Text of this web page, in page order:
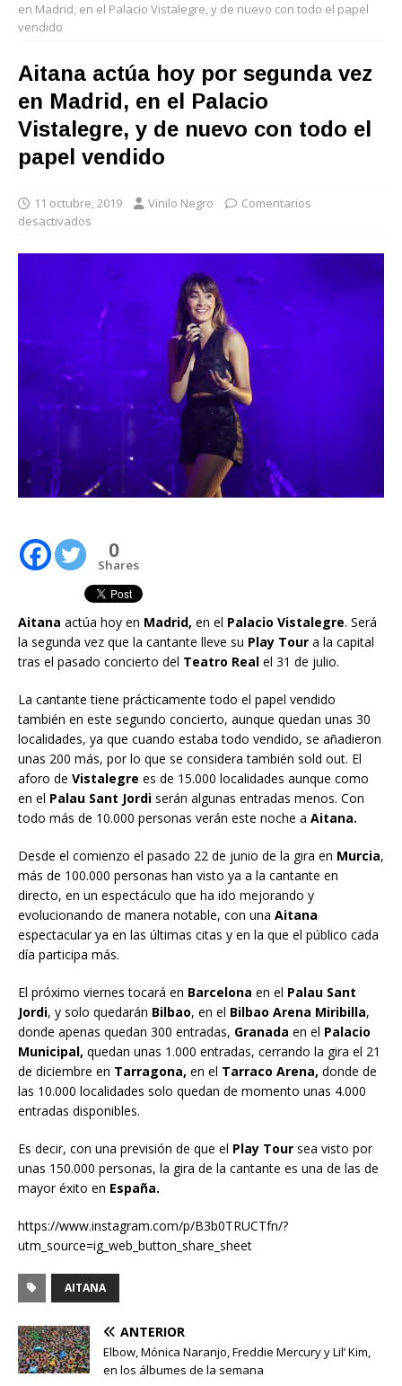
en Madrid, en el Palacio Vistalegre, y de nuevo con todo el papel
vendido
Aitana actúa hoy por segunda vez
en Madrid, en el Palacio
Vistalegre, y de nuevo con todo el
papel vendido
11 octubre, 2019 Vinilo Negro
Comentarios
desactivados
0
Shares
Aitana actúa hoy en Madrid, en el Palacio Vistalegre. Será
la segunda vez que la cantante lleve su Play Tour a la capital
tras el pasado concierto del Teatro Real el 31 de julio.
La cantante tiene prácticamente todo el papel vendido
también en este segundo concierto, aunque quedan unas 30
localidades, ya que cuando estaba todo vendido, se añadieron
unas 200 más, por lo que se considera también sold out. El
aforo de Vistalegre es de 15.000 localidades aunque como
en el Palau Sant Jordi serán algunas entradas menos. Con
todo más de 10.000 personas verán este noche a Aitana.
Desde el comienzo el pasado 22 de junio de la gira en Murcia,
más de 100.000 personas han visto ya a la cantante en
directo, en un espectáculo que ha ido mejorando y
evolucionando de manera notable, con una Aitana
espectacular ya en las últimas citas y en la que el público cada
día participa más.
El próximo viernes tocará en Barcelona en el Palau Sant
Jordi, y solo quedarán Bilbao, en el Bilbao Arena Miribilla,
donde apenas quedan 300 entradas, Granada en el Palacio
Municipal, quedan unas 1.000 entradas, cerrando la gira el 21
de diciembre en Tarragona, en el Tarraco Arena, donde de
las 10.000 localidades solo quedan de momento unas 4.000
entradas disponibles.
Es decir, con una previsión de que el Play Tour sea visto por
unas 150.000 personas, la gira de la cantante es una de las de
mayor éxito en España.
https://www.instagram.com/p/B3b0TRUCTfn/?
utm_source=ig_web_button_share_sheet
AITANA
ANTERIOR
Elbow, Mónica Naranjo, Freddie Mercury y Lil’ Kim,
en los álbumes de la semana